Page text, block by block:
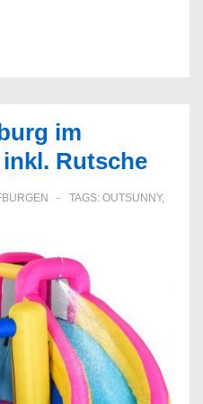
im
Rutsche
TAGS: OUTSUNNY,